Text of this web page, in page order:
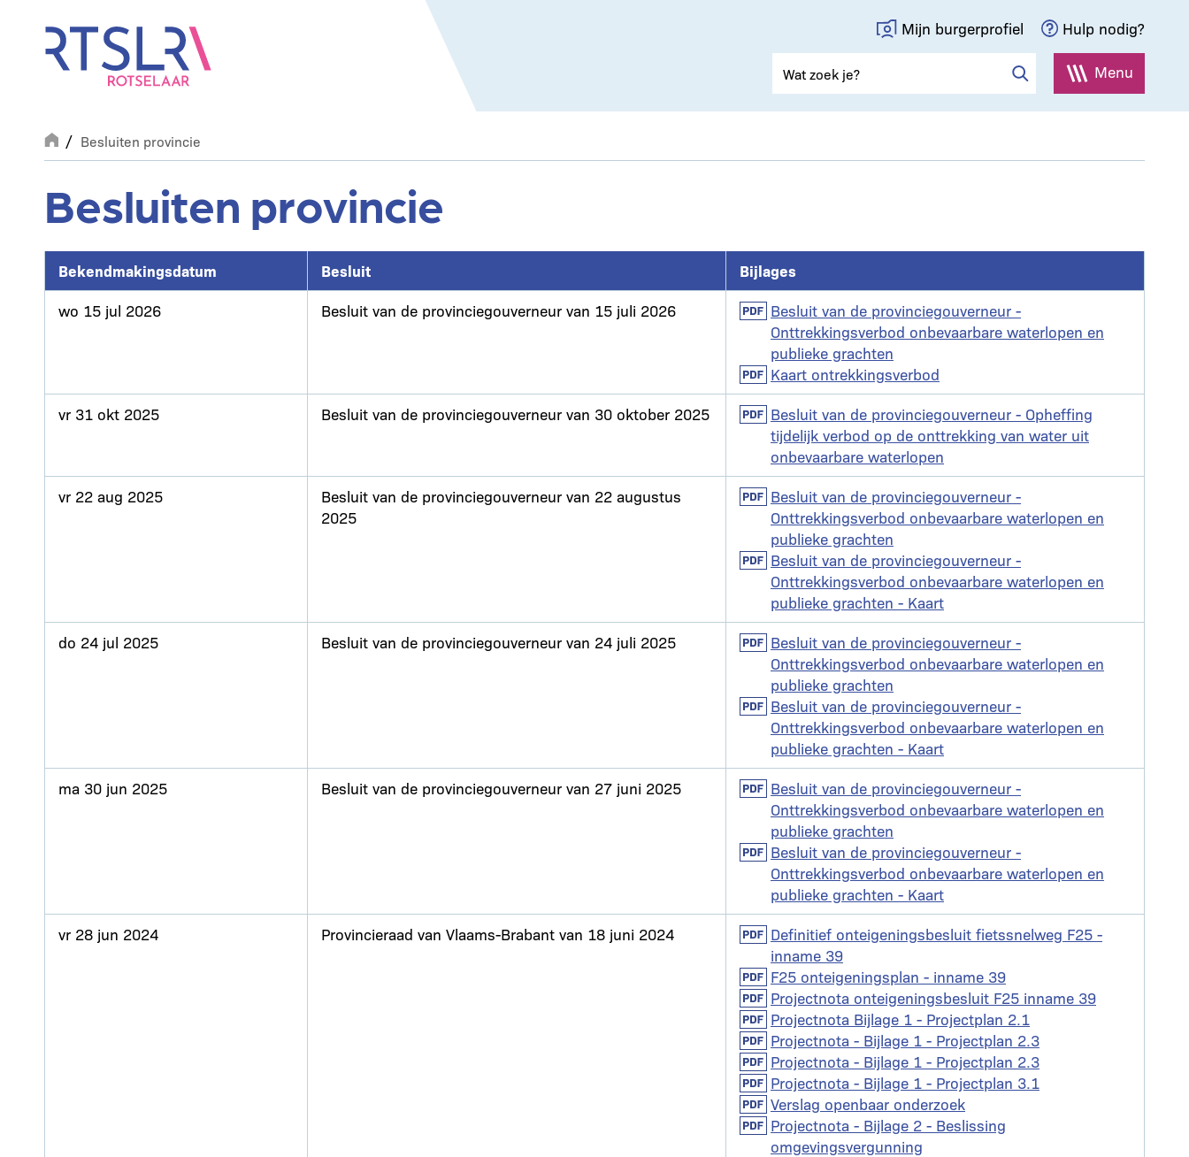
Mijn burgerprofiel Hulp nodig?
Menu
Breadcrumb
Besluiten provincie
Besluiten provincie
Bekendmakingsdatum Besluit
Bijlages
wo 15 jul 2026
Besluit van de provinciegouverneur van 15 juli 2026 Document
Besluit van de provinciegouverneur -
Onttrekkingsverbod onbevaarbare waterlopen en
publieke grachten
Document
Kaart ontrekkingsverbod
vr 31 okt 2025
Besluit van de provinciegouverneur van 30 oktober 2025 Document
Besluit van de provinciegouverneur - Opheffing
tijdelijk verbod op de onttrekking van water uit
onbevaarbare waterlopen
vr 22 aug 2025
Besluit van de provinciegouverneur van 22 augustus
2025
Document
Besluit van de provinciegouverneur -
Onttrekkingsverbod onbevaarbare waterlopen en
publieke grachten
Document
Besluit van de provinciegouverneur -
Onttrekkingsverbod onbevaarbare waterlopen en
publieke grachten - Kaart
do 24 jul 2025
Besluit van de provinciegouverneur van 24 juli 2025 Document
Besluit van de provinciegouverneur -
Onttrekkingsverbod onbevaarbare waterlopen en
publieke grachten
Document
Besluit van de provinciegouverneur -
Onttrekkingsverbod onbevaarbare waterlopen en
publieke grachten - Kaart
ma 30 jun 2025
Besluit van de provinciegouverneur van 27 juni 2025 Document
Besluit van de provinciegouverneur -
Onttrekkingsverbod onbevaarbare waterlopen en
publieke grachten
Document
Besluit van de provinciegouverneur -
Onttrekkingsverbod onbevaarbare waterlopen en
publieke grachten - Kaart
vr 28 jun 2024
Provincieraad van Vlaams-Brabant van 18 juni 2024 Document
Definitief onteigeningsbesluit fietssnelweg F25 -
inname 39
Document
F25 onteigeningsplan - inname 39
Document
Projectnota onteigeningsbesluit F25 inname 39
Document
Projectnota Bijlage 1 - Projectplan 2.1
Document
Projectnota - Bijlage 1 - Projectplan 2.3
Document
Projectnota - Bijlage 1 - Projectplan 2.3
Document
Projectnota - Bijlage 1 - Projectplan 3.1
Document
Verslag openbaar onderzoek
Document
Projectnota - Bijlage 2 - Beslissing
omgevingsvergunning